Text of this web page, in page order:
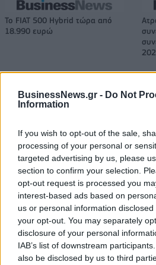
BusinessNews.gr - Do Not
Information
If you wish to opt-out of the sale,
processing of your personal or
targeted advertising by us, please
section to confirm your selection.
opt-out request is processed you
interest-based ads based on
us or personal information
your opt-out. You may separately
disclosure of your personal
IAB’s list of downstream
also be disclosed by us to third
Το FIAT 500 Hybrid τώρα από
18.990 ευρώ
18η συνεχόμενη χρονιά για τον ΟΤΕ
FTSE4Good
Alpha Bank: Για πρώτη φορά το Αρχαίο
πύλες του σε όλους
ΠΕΡΙΣΣΌΤΕΡΑ ΣΕ ΑΥΤΉ